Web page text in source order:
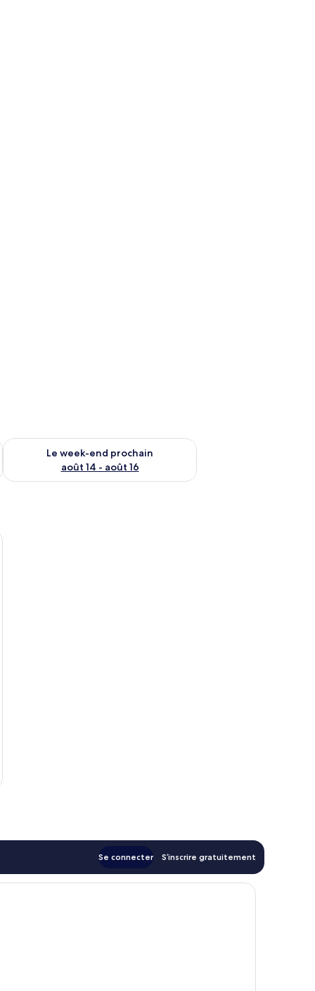
août 7 - août 9
Le week-end prochain
août 14 - août 16
Vérifier la disponibilité pour le week-end prochain août 14 -
Se connecter S’inscrire gratuitement